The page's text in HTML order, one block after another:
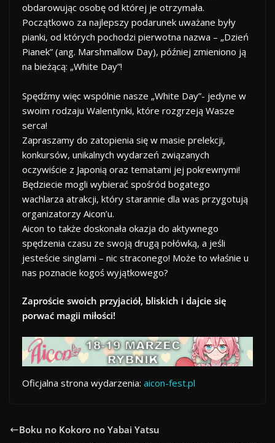
obdarowując osobę od której je otrzymała.
Początkowo za najlepszy podarunek uważane były
pianki, od których pochodzi pierwotna nazwa – „Dzień
Pianek” (ang. Marshmallow Day), później zmieniono ją
na bieżącą: „White Day”!
Spędźmy więc wspólnie nasze „White Day”- jedyne w
swoim rodzaju Walentynki, które rozgrzeją Wasze
serca!
Zapraszamy do zatopienia się w masie prelekcji,
konkursów, unikalnych wydarzeń związanych
oczywiście z Japonią oraz tematami jej pokrewnymi!
Będziecie mogli wybierać spośród bogatego
wachlarza atrakcji, który starannie dla was przygotują
organizatorzy Aicon’u.
Aicon to także doskonała okazja do aktywnego
spędzenia czasu ze swoją drugą połówką, a jeśli
jesteście singlami – nic straconego! Może to właśnie u
nas poznacie kogoś wyjątkowego?
Zaproście swoich przyjaciół, bliskich i dajcie się
porwać magii miłości!
Oficjalna strona wydarzenia: aicon-fest.pl
Boku no Kokoro no Yabai Yatsu